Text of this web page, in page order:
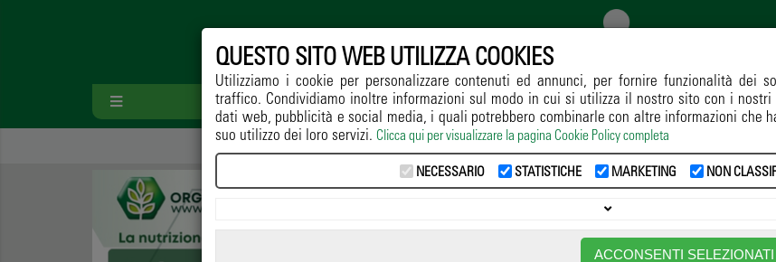
HOME PAESAGGIO COLTIVAZIONE DIFESA RICERCA
Home Coltivazione -> Tecnologia e agricoltura: un binomio
QUESTO SITO WEB UTILIZZA COOKIES
Utilizziamo i cookie per personalizzare contenuti ed annunci, per fornire funzionalità dei
traffico. Condividiamo inoltre informazioni sul modo in cui si utilizza il nostro sito con i
dati web, pubblicità e social media, i quali potrebbero combinarle con altre informazioni che
suo utilizzo dei loro servizi. Clicca qui per visualizzare la pagina Cookie Policy completa
NECESSARIO STATISTICHE MARKETING NON
ACCONSENTI SELEZIONATI